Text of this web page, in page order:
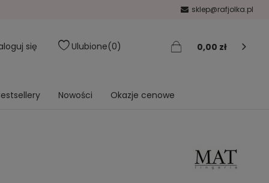
sklep@rafjolka.pl
się Ulubione 0 0,00 zł
Nowości Okazje cenowe